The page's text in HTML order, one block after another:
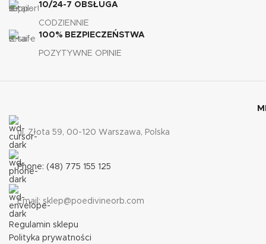
10/24-7 OBSŁUGA
CODZIENNIE
100% BEZPIECZEŃSTWA
POZYTYWNE OPINIE
ul. Złota 59, 00-120 Warszawa, Polska
Phone: (48) 775 155 125
Email: sklep@poedivineorb.com
Regulamin sklepu
Polityka prywatności